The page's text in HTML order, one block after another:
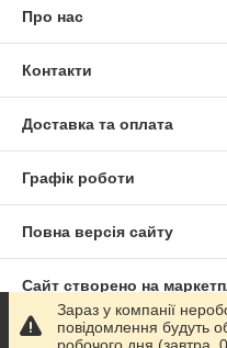
Про нас
Контакти
Доставка та оплата
Графік роботи
Повна версія сайту
Сайт створено на
Політика
Зараз у компанії
повідомлення будуть